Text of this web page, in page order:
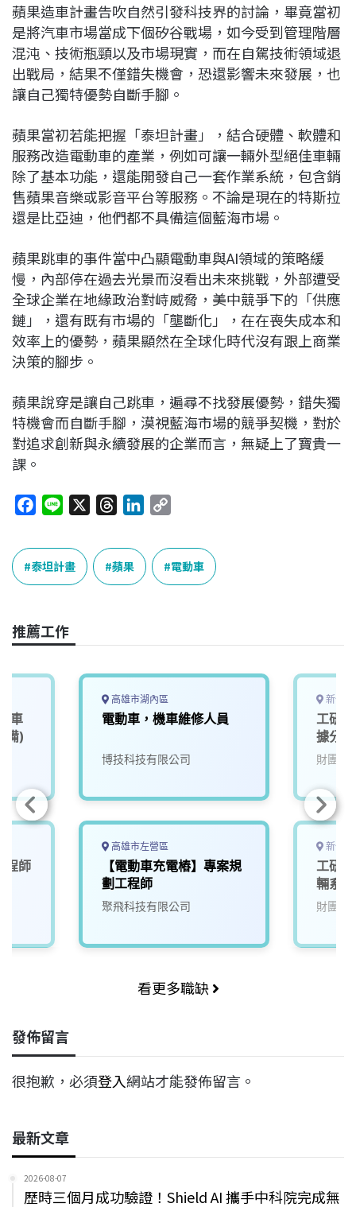
蘋果造車計畫告吹自然引發科技界的討論，畢竟當初
是將汽車市場當成下個矽谷戰場，如今受到管理階層
混沌、技術瓶頸以及市場現實，而在自駕技術領域退
出戰局，結果不僅錯失機會，恐還影響未來發展，也
讓自己獨特優勢自斷手腳。
蘋果當初若能把握「泰坦計畫」，結合硬體、軟體和
服務改造電動車的產業，例如可讓一輛外型絕佳車輛
除了基本功能，還能開發自己一套作業系統，包含銷
售蘋果音樂或影音平台等服務。不論是現在的特斯拉
還是比亞迪，他們都不具備這個藍海市場。
蘋果跳車的事件當中凸顯電動車與AI領域的策略緩
慢，內部停在過去光景而沒看出未來挑戰，外部遭受
全球企業在地緣政治對峙威脅，美中競爭下的「供應
鏈」，還有既有市場的「壟斷化」，在在喪失成本和
效率上的優勢，蘋果顯然在全球化時代沒有跟上商業
決策的腳步。
蘋果說穿是讓自己跳車，遍尋不找發展優勢，錯失獨
特機會而自斷手腳，漠視藍海市場的競爭契機，對於
對追求創新與永續發展的企業而言，無疑上了寶貴一
課。
c
e
b
o
k
n
e
r
e
a
k
n
p
y
L
k
泰坦計畫 蘋果 電動車
推薦工作
車
備)
程師
高雄市湖內區
電動車，機車維修人員
博技科技有限公司
高雄市左營區
【電動車充電樁】專案規
劃工程師
聚飛科技有限公司
新竹
工研
據分
財團法
新竹
工研
輛系
財團法
看更多職缺
發佈留言
很抱歉，必須登入網站才能發佈留言。
最新文章
2026-08-07
歷時三個月成功驗證！Shield AI 攜手中科院完成無